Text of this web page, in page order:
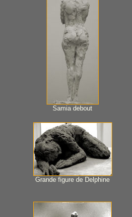
Samia debout
Grande figure de Delphine